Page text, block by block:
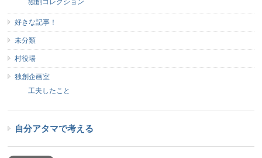
独創コレクション
好きな記事！
未分類
村役場
独創企画室
工夫したこと
自分アタマで考える